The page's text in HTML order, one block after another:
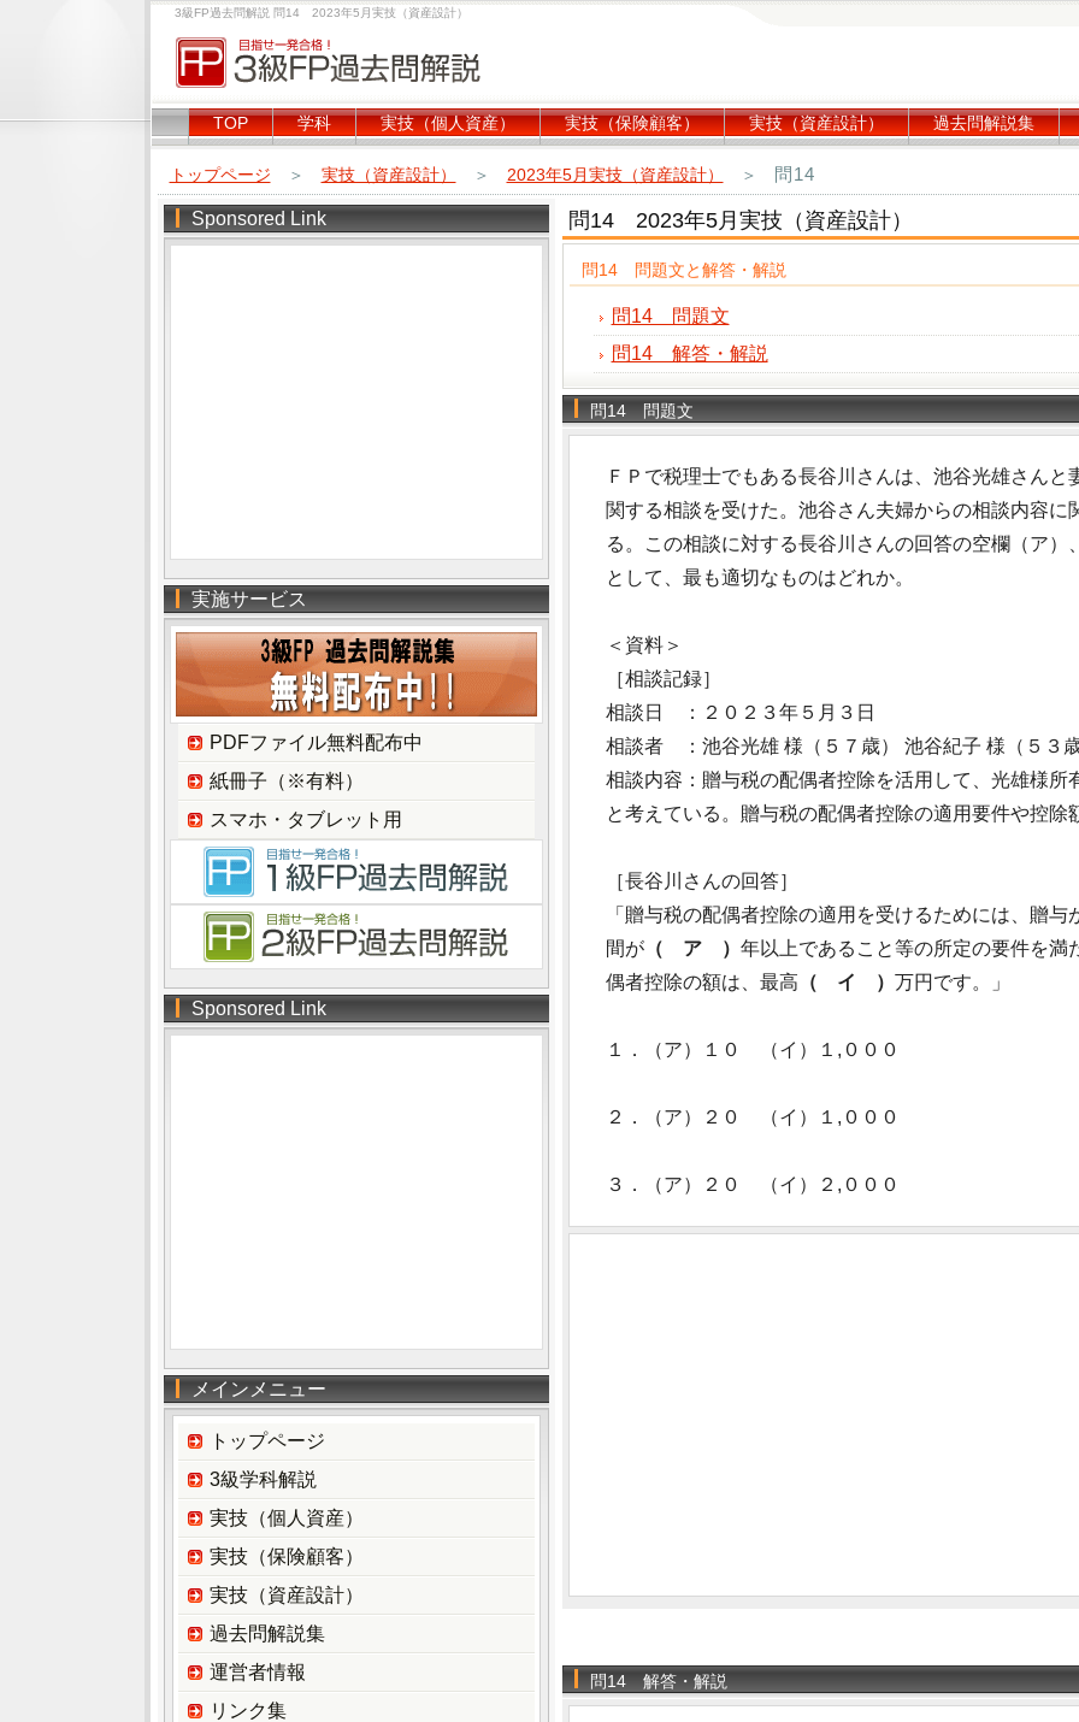
3級FP過去問解説 問14 2023年5月実技（資産設計）
TOP 学科 実技（個人資産） 実技（保険顧客） 実技（資産設計） 過去問解説集
トップページ ＞ 実技（資産設計） ＞ 2023年5月実技（資産設計） ＞ 問14
問14 2023年5月実技（資産設計）
問14 問題文と解答・解説
問14 問題文
問14 解答・解説
問14 問題文
ＦＰで税理士でもある長谷川さんは、池谷光雄さん
関する相談を受けた。池谷さん夫婦からの相談内容
る。この相談に対する長谷川さんの回答の空欄（ア
として、最も適切なものはどれか。
＜資料＞
［相談記録］
相談日 ：２０２３年５月３日
相談者 ：池谷光雄 様（５７歳） 池谷紀子 様（５３
相談内容：贈与税の配偶者控除を活用して、光雄様
と考えている。贈与税の配偶者控除の適用要件や控除
［長谷川さんの回答］
「贈与税の配偶者控除の適用を受けるためには、贈
間が（ ア ） 年以上であること等の所定の要件を満
偶者控除の額は、最高 （ イ ） 万円です。」
１．（ア）１０ （イ）１,０００
２．（ア）２０ （イ）１,０００
３．（ア）２０ （イ）２,０００
問14 解答・解説
Sponsored Link
実施サービス
PDFファイル無料配布中
紙冊子（※有料）
スマホ・タブレット用
Sponsored Link
メインメニュー
トップページ
3級学科解説
実技（個人資産）
実技（保険顧客）
実技（資産設計）
過去問解説集
運営者情報
リンク集